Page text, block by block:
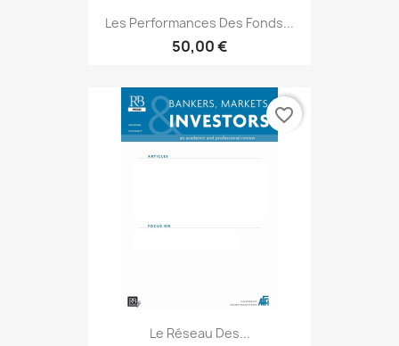
Les Performances Des Fonds...
50,00 €
Le Réseau Des...
favorite_border